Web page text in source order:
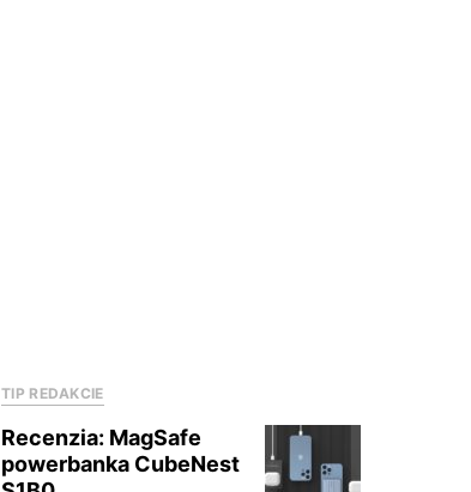
TIP REDAKCIE
Recenzia: MagSafe
powerbanka CubeNest